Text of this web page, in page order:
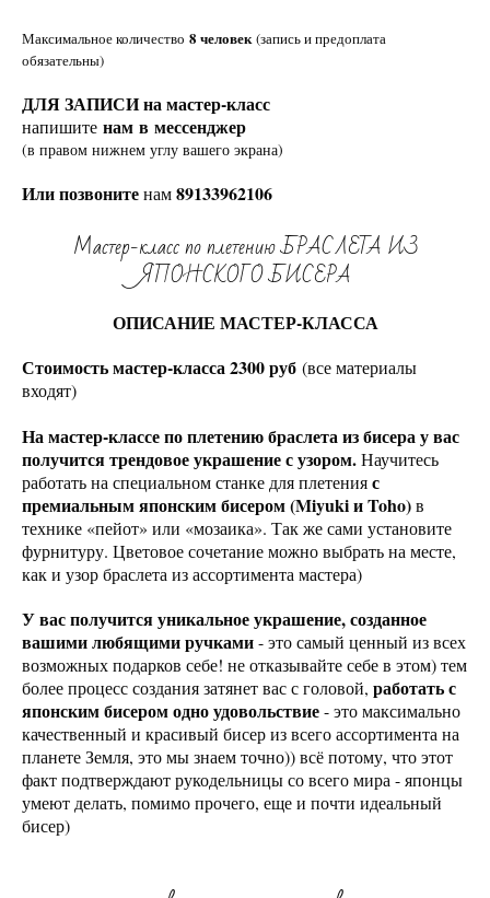
Максимальное количество 8 человек(запись и предоплата
обязательны)
ДЛЯ ЗАПИСИ на мастер-класс
напишите нам в мессенджер
(в правом нижнем углу вашего экрана)
Или позвонитенам89133962106
Мастер-класс по плетению БРАСЛЕТА ИЗ
ЯПОНСКОГО БИСЕРА
ОПИСАНИЕ МАСТЕР-КЛАССА
Стоимость мастер-класса 2300 руб (все материалы
входят)
На мастер-классе по плетению браслета из бисера у вас
получится трендовое украшение с узором.Научитесь
работать на специальном станке для плетенияс
премиальным японским бисером (Miyuki и Toho)в
технике «пейот» или «мозаика». Так же сами установите
фурнитуру. Цветовое сочетание можно выбрать на месте,
как и узор браслета из ассортимента мастера)
У вас получится уникальное украшение, созданное
вашими любящими ручками- это самый ценный из всех
возможных подарков себе! не отказывайте себе в этом) тем
более процесс создания затянет вас с головой, работать с
японским бисером одно удовольствие- это максимально
качественный и красивый бисер из всего ассортимента на
планете Земля, это мы знаем точно)) всё потому, что этот
факт подтверждают рукодельницы со всего мира - японцы
умеют делать, помимо прочего, еще и почти идеальный
бисер)